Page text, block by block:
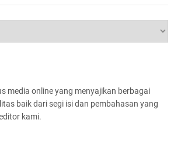
Merah Putih Presisi Polda Riau
media online yang menyajikan berbagai
baik dari segi isi dan pembahasan yang
kami.